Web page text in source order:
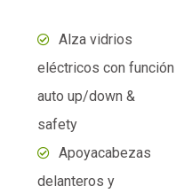
Apoyacabezas
delanteros y
posteriores
regulables en altura
Aros 19″
Asientos (tapiz)